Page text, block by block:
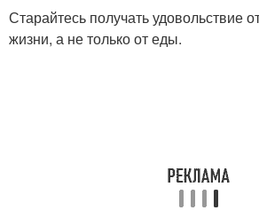
Старайтесь получать удовольствие
жизни, а не только от еды.